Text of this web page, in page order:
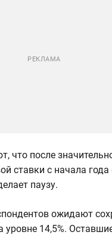
что после
ставки с начала года
паузу.
ожидают
уровне 14,5%.